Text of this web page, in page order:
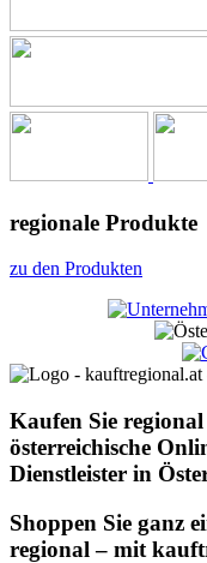
regionale Produkte
zu den Produkten
Kaufen Sie
österreichische
Dienstleister in
Shoppen Sie ganz
regional – mit